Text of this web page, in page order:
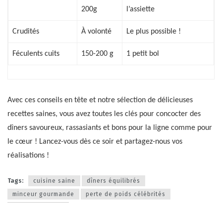
200g
l’assiette
Crudités À volonté Le plus possible !
Féculents cuits 150-200 g 1 petit bol
Avec ces conseils en tête et notre sélection de délicieuses
recettes saines, vous avez toutes les clés pour concocter des
dîners savoureux, rassasiants et bons pour la ligne comme pour
le cœur ! Lancez-vous dès ce soir et partagez-nous vos
réalisations !
Tags: cuisine saine
dîners équilibrés
minceur gourmande
perte de poids célébrités